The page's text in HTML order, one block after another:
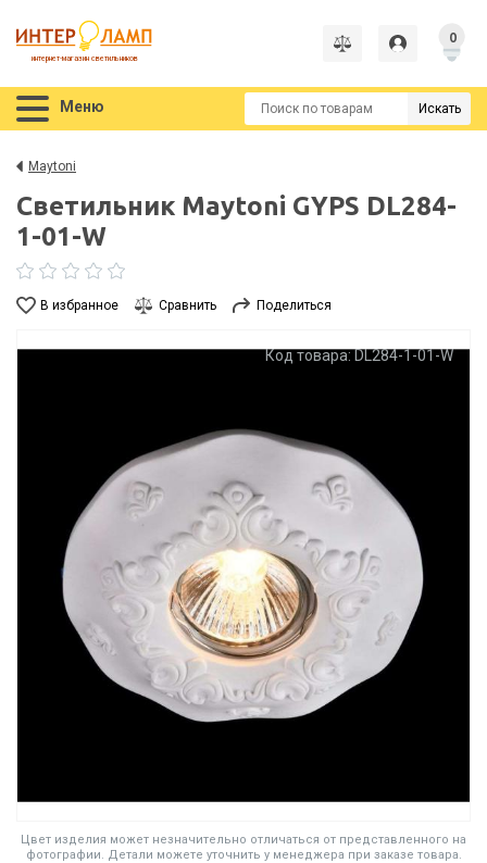
интернет-магазин светильников
0
Меню Искать
Maytoni
Светильник Maytoni GYPS DL284-
1-01-W
В избранное Сравнить Поделиться
Код товара: DL284-1-01-W
Цвет изделия может незначительно отличаться от представленного на
фотографии. Детали можете уточнить у менеджера при заказе товара.